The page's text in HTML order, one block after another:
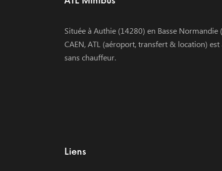
Située à Authie (14280) en Basse
CAEN, ATL (aéroport, transfert & location)
sans chauffeur.
Liens